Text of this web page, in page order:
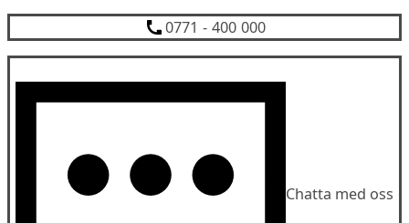
0771 - 400 000
Chatta med oss